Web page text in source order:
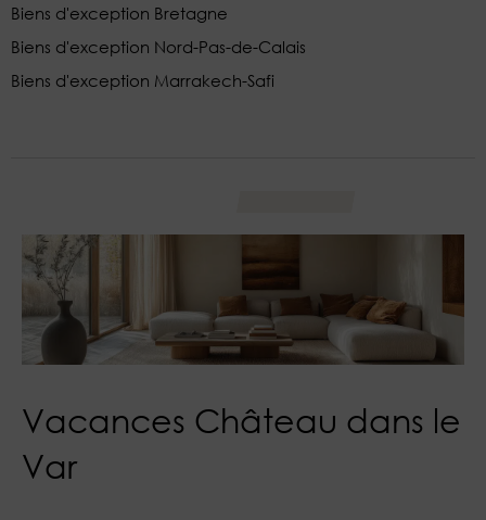
Biens d'exception Bretagne
Biens d'exception Nord-Pas-de-Calais
Biens d'exception Marrakech-Safi
Vacances Château dans le
Var